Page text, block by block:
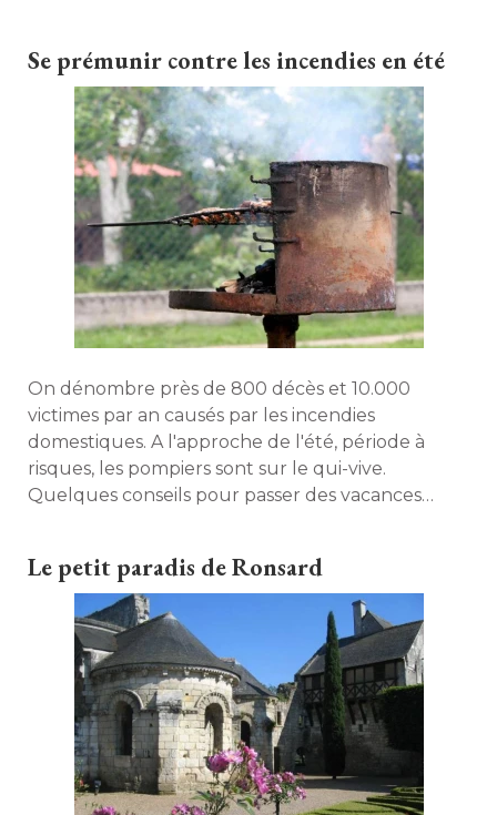
Se prémunir contre les incendies en été
On dénombre près de 800 décès et 10.000
victimes par an causés par les incendies
domestiques. A l'approche de l'été, période à
risques, les pompiers sont sur le qui-vive.
Quelques conseils pour passer des vacances
Le petit paradis de Ronsard